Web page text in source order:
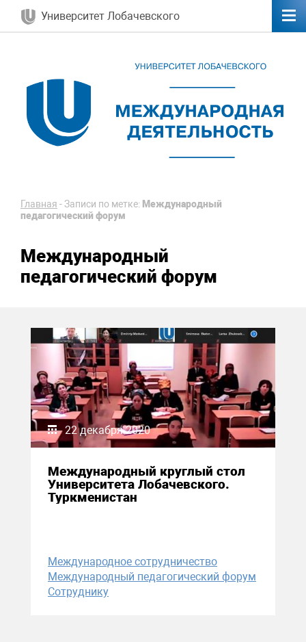
Университет Лобачевского
Главная -Записи по метке: Международный
педагогический форум
Международный
педагогический форум
22 декабря 2020
Международный круглый стол
Университета Лобачевского.
Туркменистан
Международное сотрудничество
Международный педагогический форум
Сотруднику